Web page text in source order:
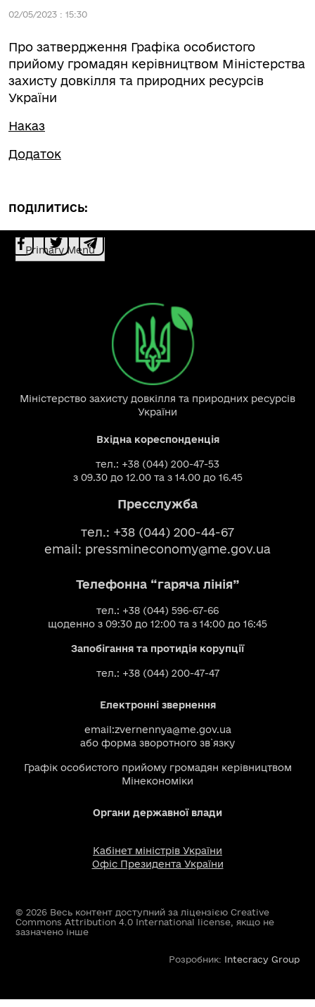
02/05/2023 : 15:30
Про затвердження Графіка особистого
прийому громадян керівництвом Міністерства
захисту довкілля та природних ресурсів
України
Наказ
Додаток
ПОДІЛИТИСЬ:
Primary Menu
Міністерство захисту довкілля та природних ресурсів
України
Вхідна кореспонденція
тел.: +38 (044) 200-47-53
з 09.30 до 12.00 та з 14.00 до 16.45
Пресслужба
тел.: +38 (044) 200-44-67
email: pressmineconomy@me.gov.ua
Телефонна “гаряча лінія”
тел.: +38 (044) 596-67-66
щоденно з 09:30 до 12:00 та з 14:00 до 16:45
Запобігання та протидія корупції
тел.: +38 (044) 200-47-47
Електронні звернення
email:zvernennya@me.gov.ua
або форма зворотного зв`язку
Графік особистого прийому громадян керівництвом
Мінекономіки
Органи державної влади
Кабінет міністрів України
Офіс Президента України
© 2026 Весь контент доступний за ліцензією Creative
Commons Attribution 4.0 International license, якщо не
зазначено інше
Розробник: Intecracy Group